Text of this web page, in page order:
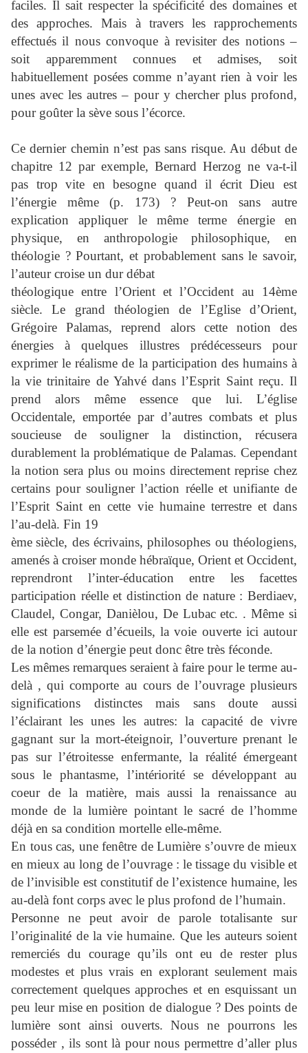
faciles. Il sait respecter la spécificité des domaines et
des approches. Mais à travers les rapprochements
effectués il nous convoque à revisiter des notions –
soit apparemment connues et admises, soit
habituellement posées comme n’ayant rien à voir les
unes avec les autres – pour y chercher plus profond,
pour goûter la sève sous l’écorce.
Ce dernier chemin n’est pas sans risque. Au début de
chapitre 12 par exemple, Bernard Herzog ne va-t-il
pas trop vite en besogne quand il écrit Dieu est
l’énergie même (p. 173) ? Peut-on sans autre
explication appliquer le même terme énergie en
physique, en anthropologie philosophique, en
théologie ? Pourtant, et probablement sans le savoir,
l’auteur croise un dur débat
théologique entre l’Orient et l’Occident au 14ème
siècle. Le grand théologien de l’Eglise d’Orient,
Grégoire Palamas, reprend alors cette notion des
énergies à quelques illustres prédécesseurs pour
exprimer le réalisme de la participation des humains à
la vie trinitaire de Yahvé dans l’Esprit Saint reçu. Il
prend alors même essence que lui. L’église
Occidentale, emportée par d’autres combats et plus
soucieuse de souligner la distinction, récusera
durablement la problématique de Palamas. Cependant
la notion sera plus ou moins directement reprise chez
certains pour souligner l’action réelle et unifiante de
l’Esprit Saint en cette vie humaine terrestre et dans
l’au-delà. Fin 19
ème siècle, des écrivains, philosophes ou théologiens,
amenés à croiser monde hébraïque, Orient et Occident,
reprendront l’inter-éducation entre les facettes
participation réelle et distinction de nature : Berdiaev,
Claudel, Congar, Danièlou, De Lubac etc. . Même si
elle est parsemée d’écueils, la voie ouverte ici autour
de la notion d’énergie peut donc être très féconde.
Les mêmes remarques seraient à faire pour le terme au-
delà , qui comporte au cours de l’ouvrage plusieurs
significations distinctes mais sans doute aussi
l’éclairant les unes les autres: la capacité de vivre
gagnant sur la mort-éteignoir, l’ouverture prenant le
pas sur l’étroitesse enfermante, la réalité émergeant
sous le phantasme, l’intériorité se développant au
coeur de la matière, mais aussi la renaissance au
monde de la lumière pointant le sacré de l’homme
déjà en sa condition mortelle elle-même.
En tous cas, une fenêtre de Lumière s’ouvre de mieux
en mieux au long de l’ouvrage : le tissage du visible et
de l’invisible est constitutif de l’existence humaine, les
au-delà font corps avec le plus profond de l’humain.
Personne ne peut avoir de parole totalisante sur
l’originalité de la vie humaine. Que les auteurs soient
remerciés du courage qu’ils ont eu de rester plus
modestes et plus vrais en explorant seulement mais
correctement quelques approches et en esquissant un
peu leur mise en position de dialogue ? Des points de
lumière sont ainsi ouverts. Nous ne pourrons les
posséder , ils sont là pour nous permettre d’aller plus